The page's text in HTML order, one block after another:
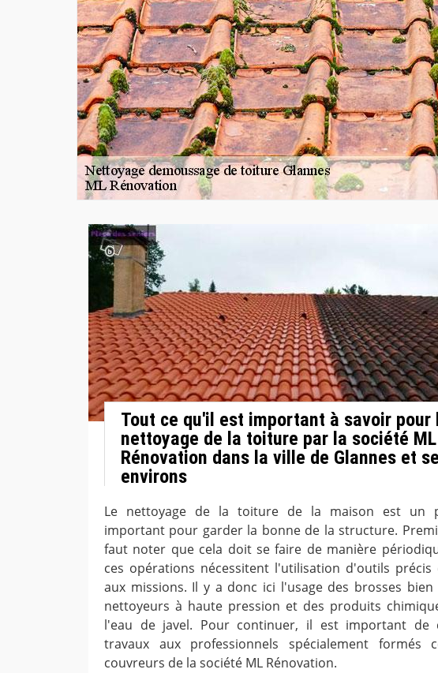
Tout ce qu'il est important à savoir pour
nettoyage de la toiture par la société ML
Rénovation dans la ville de Glannes et
environs
Le nettoyage de la toiture de la maison est un
important pour garder la bonne de la structure.
faut noter que cela doit se faire de manière
ces opérations nécessitent l'utilisation d'outils précis
aux missions. Il y a donc ici l'usage des brosses bien
nettoyeurs à haute pression et des produits
l'eau de javel. Pour continuer, il est important de
travaux aux professionnels spécialement formés
couvreurs de la société ML Rénovation.